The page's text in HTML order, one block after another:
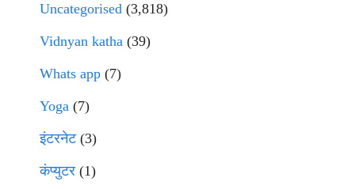
Uncategorised (3,818)
Vidnyan katha (39)
Whats app (7)
Yoga (7)
इंटरनेट(3)
कंप्युटर (1)